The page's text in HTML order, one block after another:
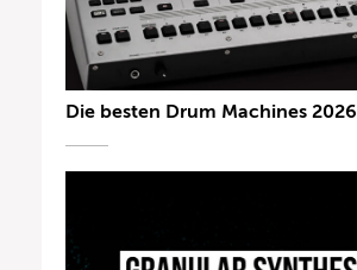
Die besten Drum Machines 2026